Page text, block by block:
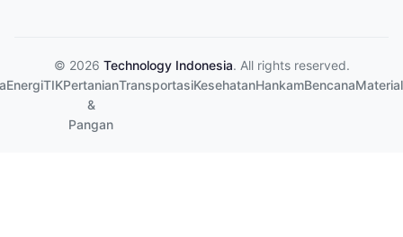
© 2026 Technology Indonesia. All rights reserved.
EnergiTIKPertanian
&
Pangan
TransportasiKesehatanHankamBencanaMaterial